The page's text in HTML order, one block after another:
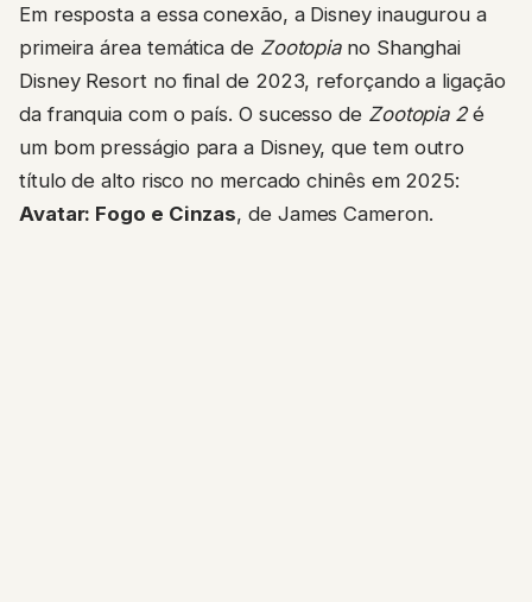
Em resposta a essa conexão, a Disney inaugurou a
primeira área temática de Zootopiano Shanghai
Disney Resort no final de 2023, reforçando a ligação
da franquia com o país. O sucesso de Zootopia 2é
um bom presságio para a Disney, que tem outro
título de alto risco no mercado chinês em 2025:
Avatar: Fogo e Cinzas, de James Cameron.